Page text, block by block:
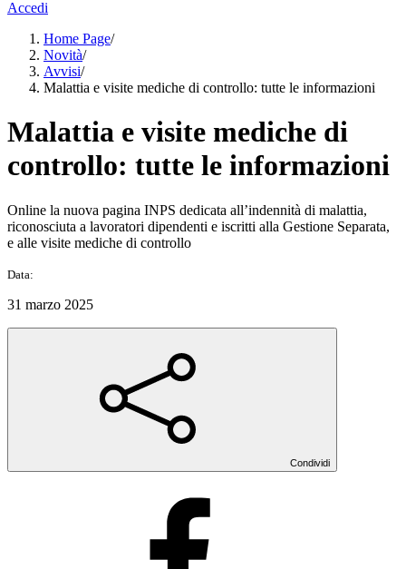
Accedi
Home Page/
Novità/
Avvisi/
Malattia e visite mediche di controllo: tutte le informazioni
Malattia e visite mediche di
controllo: tutte le informazioni
Online la nuova pagina INPS dedicata all’indennità di malattia,
riconosciuta a lavoratori dipendenti e iscritti alla Gestione Separata,
e alle visite mediche di controllo
Data:
31 marzo 2025
Condividi